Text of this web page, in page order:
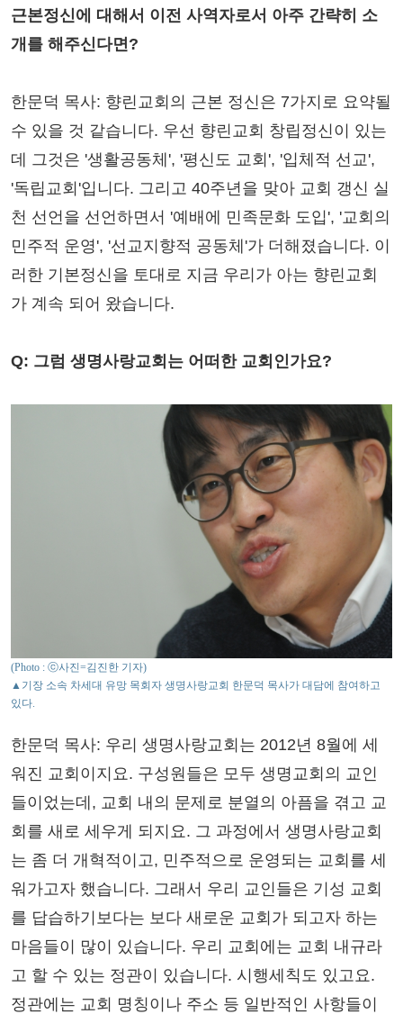
근본정신에 대해서 이전 사역자로서 아주 간략히 소
개를 해주신다면?
한문덕 목사: 향린교회의 근본 정신은 7가지로 요약될
수 있을 것 같습니다. 우선 향린교회 창립정신이 있는
데 그것은 '생활공동체', '평신도 교회', '입체적 선교',
'독립교회'입니다. 그리고 40주년을 맞아 교회 갱신 실
천 선언을 선언하면서 '예배에 민족문화 도입', '교회의
민주적 운영', '선교지향적 공동체'가 더해졌습니다. 이
러한 기본정신을 토대로 지금 우리가 아는 향린교회
가 계속 되어 왔습니다.
Q: 그럼 생명사랑교회는 어떠한 교회인가요?
(Photo : ⓒ사진=김진한 기자)
▲기장 소속 차세대 유망 목회자 생명사랑교회 한문덕 목사가 대담에 참여하고
있다.
한문덕 목사: 우리 생명사랑교회는 2012년 8월에 세
워진 교회이지요. 구성원들은 모두 생명교회의 교인
들이었는데, 교회 내의 문제로 분열의 아픔을 겪고 교
회를 새로 세우게 되지요. 그 과정에서 생명사랑교회
는 좀 더 개혁적이고, 민주적으로 운영되는 교회를 세
워가고자 했습니다. 그래서 우리 교인들은 기성 교회
를 답습하기보다는 보다 새로운 교회가 되고자 하는
마음들이 많이 있습니다. 우리 교회에는 교회 내규라
고 할 수 있는 정관이 있습니다. 시행세칙도 있고요.
정관에는 교회 명칭이나 주소 등 일반적인 사항들이